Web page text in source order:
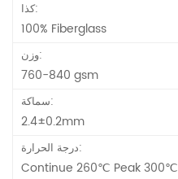
كذا:
100% Fiberglass
وزن:
760-840 gsm
سماكة:
2.4±0.2mm
درجة الحرارة:
Continue 260℃ Peak 300℃